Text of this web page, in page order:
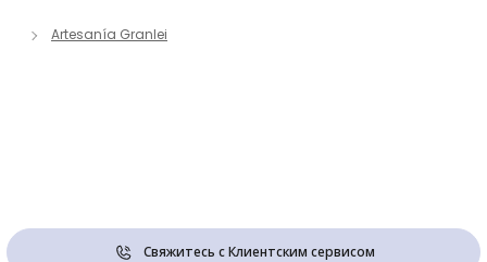
Artesanía Granlei
Свяжитесь с Клиентским сервисом